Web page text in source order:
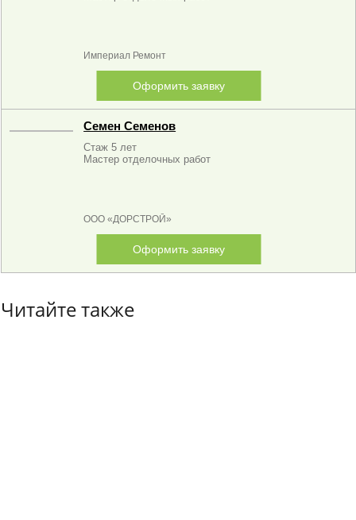
Империал Ремонт
Оформить заявку
Семен Семенов
Стаж 5 лет
Мастер отделочных работ
ООО «ДОРСТРОЙ»
Оформить заявку
Читайте также